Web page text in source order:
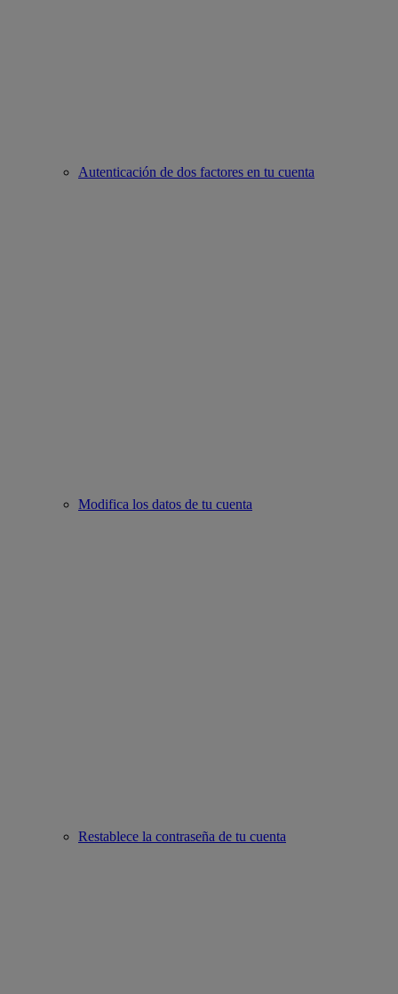
Autenticación de dos factores en tu cuenta
Modifica los datos de tu cuenta
Restablece la contraseña de tu cuenta